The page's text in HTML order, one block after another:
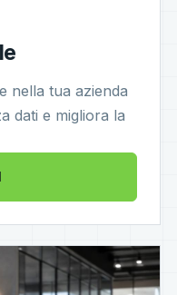
nella tua azienda
dati e migliora la